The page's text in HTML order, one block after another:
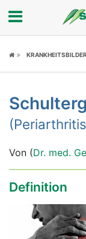
Fokus
Symptome
Ratgeber
Rubriken
KRANKHEITSBILDER
Von (Dr. med.
Definition